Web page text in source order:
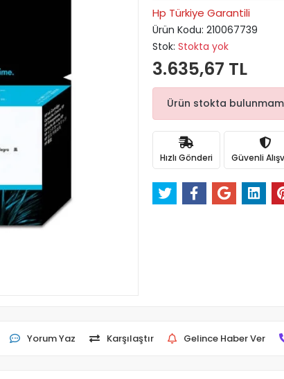
Hp Türkiye Garantili
Ürün Kodu: 210067739
Stok: Stokta yok
3.635,67 TL
Ürün stokta
Hızlı Gönderi Güvenli
Yorum Yaz Karşılaştır Gelince Haber Ver